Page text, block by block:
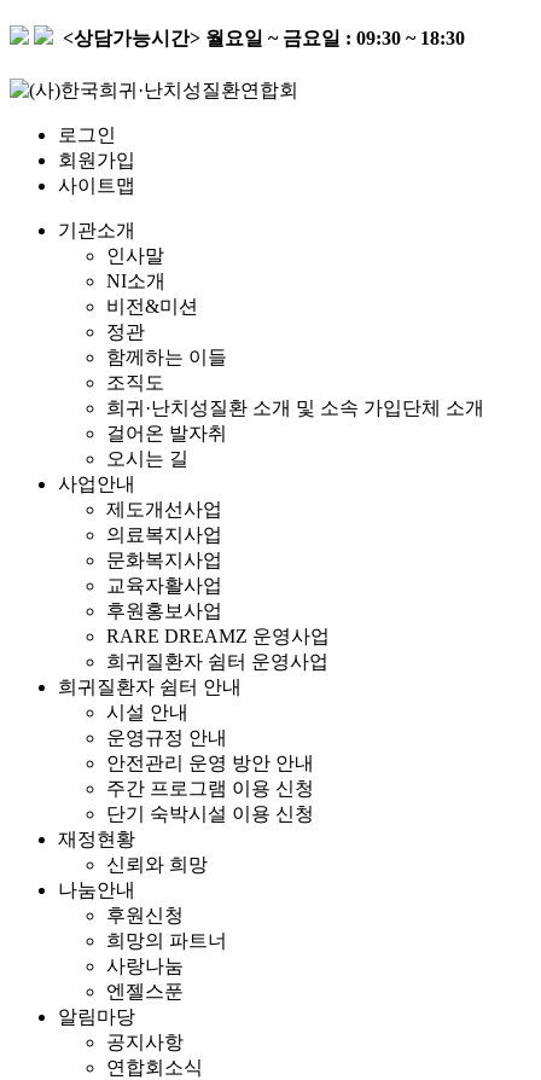
<상담가능시간> 월요일 ~ 금요일 : 09:30 ~ 18:30
로그인
회원가입
사이트맵
기관소개
인사말
NI소개
비전&미션
정관
함께하는 이들
조직도
희귀·난치성질환 소개 및 소속 가입단체 소개
걸어온 발자취
오시는 길
사업안내
제도개선사업
의료복지사업
문화복지사업
교육자활사업
후원홍보사업
RARE DREAMZ 운영사업
희귀질환자 쉼터 운영사업
희귀질환자 쉼터 안내
시설 안내
운영규정 안내
안전관리 운영 방안 안내
주간 프로그램 이용 신청
단기 숙박시설 이용 신청
재정현황
신뢰와 희망
나눔안내
후원신청
희망의 파트너
사랑나눔
엔젤스푼
알림마당
공지사항
연합회소식